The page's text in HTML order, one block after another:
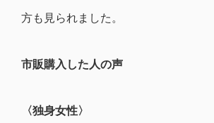
方も見られました。
市販購入した人の声
〈独身女性〉